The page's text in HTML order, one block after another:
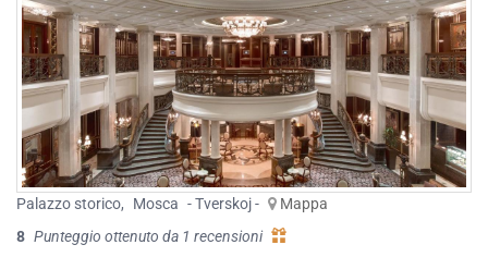
Palazzo storico, Mosca - Tverskoj -
Mappa
8 Punteggio ottenuto da 1 recensioni